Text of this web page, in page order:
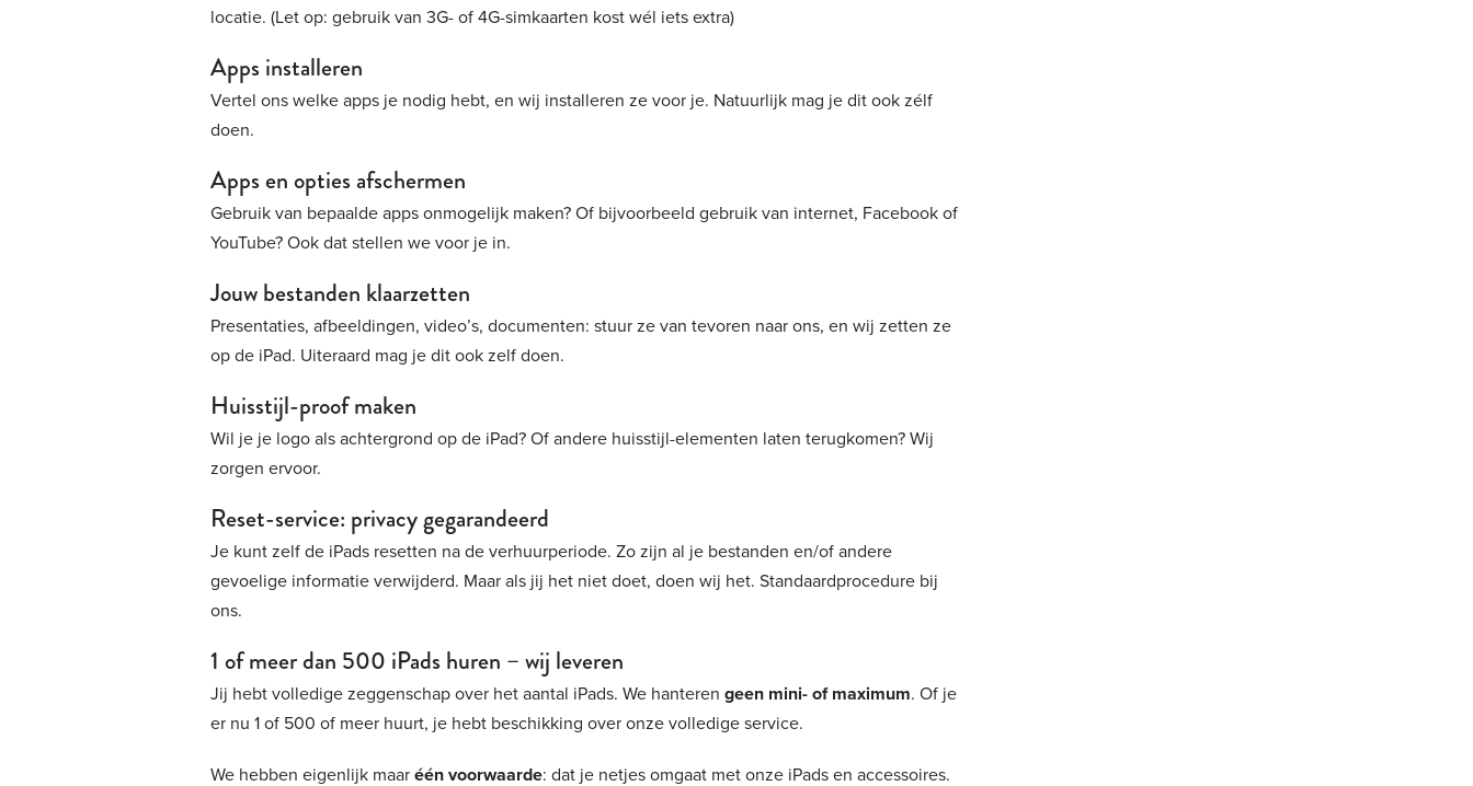
locatie. (Let op: gebruik van 3G- of 4G-simkaarten kost wél iets extra)
Apps installeren
Vertel ons welke apps je nodig hebt, en wij installeren ze voor je. Natuurlijk mag je dit ook zélf
doen.
Apps en opties afschermen
Gebruik van bepaalde apps onmogelijk maken? Of bijvoorbeeld gebruik van internet, Facebook of
YouTube? Ook dat stellen we voor je in.
Jouw bestanden klaarzetten
Presentaties, afbeeldingen, video’s, documenten: stuur ze van tevoren naar ons, en wij zetten ze
op de iPad. Uiteraard mag je dit ook zelf doen.
Huisstijl-proof maken
Wil je je logo als achtergrond op de iPad? Of andere huisstijl-elementen laten terugkomen? Wij
zorgen ervoor.
Reset-service: privacy gegarandeerd
Je kunt zelf de iPads resetten na de verhuurperiode. Zo zijn al je bestanden en/of andere
gevoelige informatie verwijderd. Maar als jij het niet doet, doen wij het. Standaardprocedure bij
ons.
1 of meer dan 500 iPads huren – wij leveren
Jij hebt volledige zeggenschap over het aantal iPads. We hanteren geen mini- of maximum. Of je
er nu 1 of 500 of meer huurt, je hebt beschikking over onze volledige service.
We hebben eigenlijk maar één voorwaarde: dat je netjes omgaat met onze iPads en accessoires.